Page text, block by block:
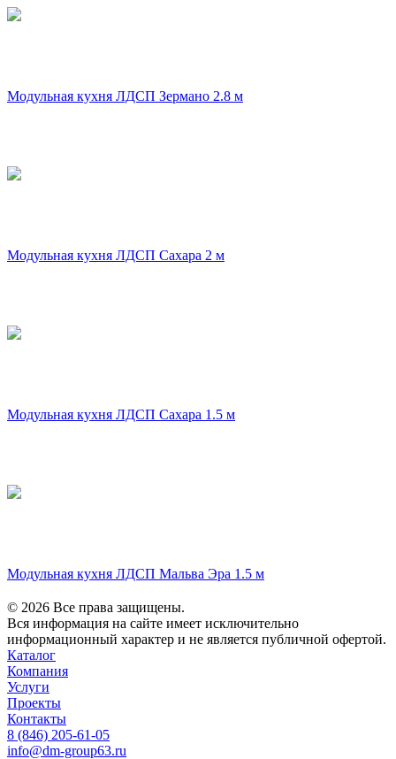
Модульная кухня ЛДСП Зермано 2.8 м
Модульная кухня ЛДСП Сахара 2 м
Модульная кухня ЛДСП Сахара 1.5 м
Модульная кухня ЛДСП Мальва Эра 1.5 м
© 2026 Все права защищены.
Вся информация на сайте имеет исключительно
информационный характер и не является публичной офертой.
Каталог
Компания
Услуги
Проекты
Контакты
8 (846) 205-61-05
info@dm-group63.ru